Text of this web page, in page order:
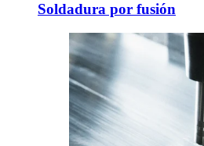
Soldadura por fusión